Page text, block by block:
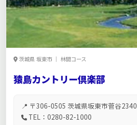
茨城県 坂東市 ｜ 林間コース
猿島カントリー倶楽部
📍 〒306-0505 茨城県坂東市菅谷2340
TEL：0280-82-1000